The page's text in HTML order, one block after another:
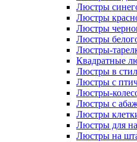
Люстры
Люстры
Люстры
Люстры
Люстры-
Квадратные
Люстры в
Люстры с
Люстры-
Люстры с
Люстры
Люстры для
Люстры на